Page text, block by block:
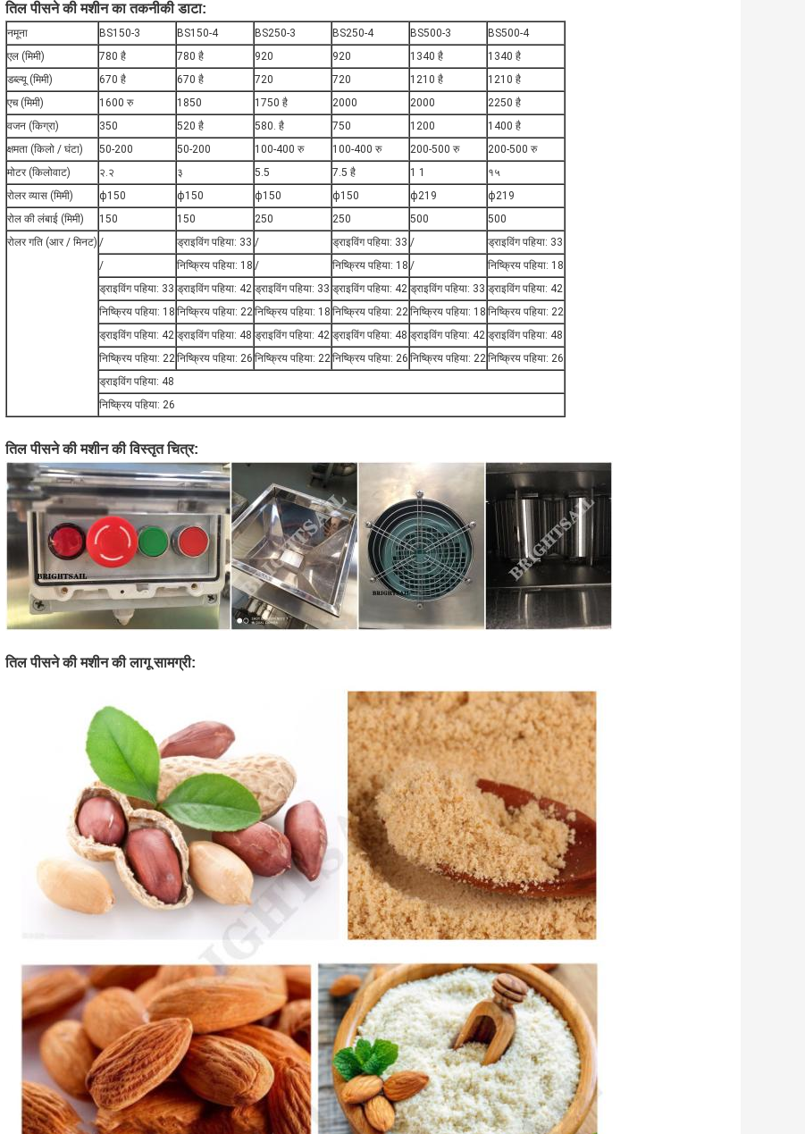
तिल पीसने की मशीन का तकनीकी डाटा:
नमूना BS150-3 BS150-4 BS250-3 BS250-4 BS500-3
BS500-4
एल (मिमी)
780 है 780 है 920 920 1340 है
1340 है
डब्ल्यू (मिमी)
670 है 670 है 720 720 1210 है
1210 है
एच (मिमी)
1600 रु 1850 1750 है 2000 2000
2250 है
वजन (किग्रा)
350 520 है 580. है 750 1200
1400 है
क्षमता (किलो / घंटा)
50-200 50-200 100-400 रु 100-400 रु 200-500 रु
200-500 रु
मोटर (किलोवाट)
२.२ ३ 5.5 7.5 है 1 1
१५
रोलर व्यास (मिमी)
ϕ150 ϕ150 ϕ150 ϕ150 ϕ219
ϕ219
रोल की लंबाई (मिमी)
150 150 250 250 500
500
रोलर गति (आर / मिनट) / ड्राइविंग पहिया: 33 / ड्राइविंग पहिया: 33 /
ड्राइविंग पहिया: 33
/
निष्क्रिय पहिया: 18 / निष्क्रिय पहिया: 18 /
निष्क्रिय पहिया: 18
ड्राइविंग पहिया: 33 ड्राइविंग पहिया: 42 ड्राइविंग पहिया: 33 ड्राइविंग पहिया: 42 ड्राइविंग पहिया: 33 ड्राइविंग पहिया: 42
निष्क्रिय पहिया: 18 निष्क्रिय पहिया: 22निष्क्रिय पहिया: 18 निष्क्रिय पहिया: 22निष्क्रिय पहिया: 18 निष्क्रिय पहिया: 22
ड्राइविंग पहिया: 42 ड्राइविंग पहिया: 48 ड्राइविंग पहिया: 42 ड्राइविंग पहिया: 48 ड्राइविंग पहिया: 42 ड्राइविंग पहिया: 48
निष्क्रिय पहिया: 22निष्क्रिय पहिया: 26 निष्क्रिय पहिया: 22निष्क्रिय पहिया: 26 निष्क्रिय पहिया: 22निष्क्रिय पहिया: 26
ड्राइविंग पहिया: 48
निष्क्रिय पहिया: 26
तिल पीसने की मशीन की विस्तृत चित्र:
तिल पीसने की मशीन की लागू सामग्री: